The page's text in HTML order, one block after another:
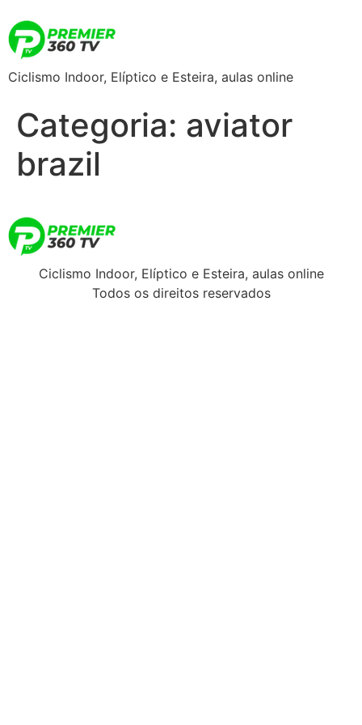
Ciclismo Indoor, Elíptico e Esteira, aulas online
Categoria: aviator
brazil
Ciclismo Indoor, Elíptico e Esteira, aulas online
Todos os direitos reservados